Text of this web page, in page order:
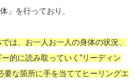
」を行っており、
では、お一人お一人の身体の状況、
的に読み取っていく”リーディン
要な箇所に手を当ててヒーリングエ